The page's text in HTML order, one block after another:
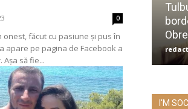
0
făcut cu pasiune și pus în
apare pe pagina de Facebook a
Așa să fie...
I'M